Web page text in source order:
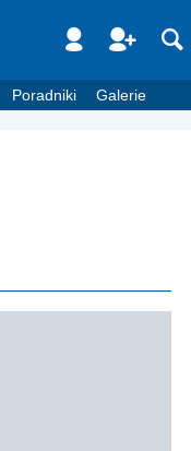
Poradniki Galerie